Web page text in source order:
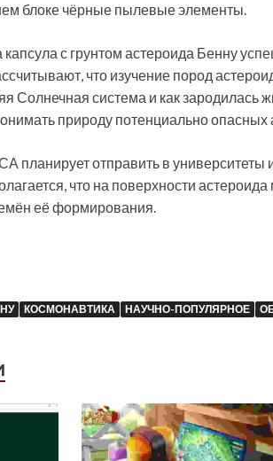
блоке чёрные пылевые элементы.
капсула с грунтом астероида Бенну
что изучение пород
Солнечная система и как зародилась
природу потенциально опасных
планирует отправить в университеты
что на поверхности
её формирования.
КОСМОНАВТИКА НАУЧНО-ПОПУЛЯРНОЕ